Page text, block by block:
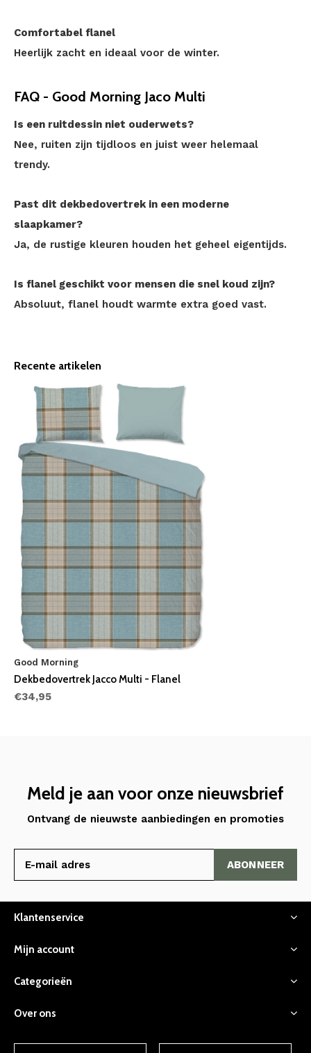
Comfortabel flanel
Heerlijk zacht en ideaal voor de winter.
FAQ - Good Morning Jaco Multi
Is een ruitdessin niet ouderwets?
Nee, ruiten zijn tijdloos en juist weer helemaal
trendy.
Past dit dekbedovertrek in een moderne
slaapkamer?
Ja, de rustige kleuren houden het geheel eigentijds.
Is flanel geschikt voor mensen die snel koud zijn?
Absoluut, flanel houdt warmte extra goed vast.
Recente artikelen
Good Morning
Dekbedovertrek Jacco Multi - Flanel
€34,95
Meld je aan voor onze nieuwsbrief
Ontvang de nieuwste aanbiedingen en promoties
ABONNEER
Klantenservice
Mijn account
Categorieën
Over ons